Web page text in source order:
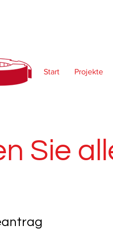
Start Projekte
Sie